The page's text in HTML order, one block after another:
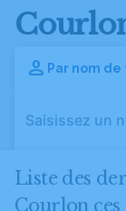
Par nom
Liste des
Courlon